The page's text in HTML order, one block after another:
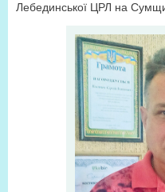
Лебединської ЦРЛ на